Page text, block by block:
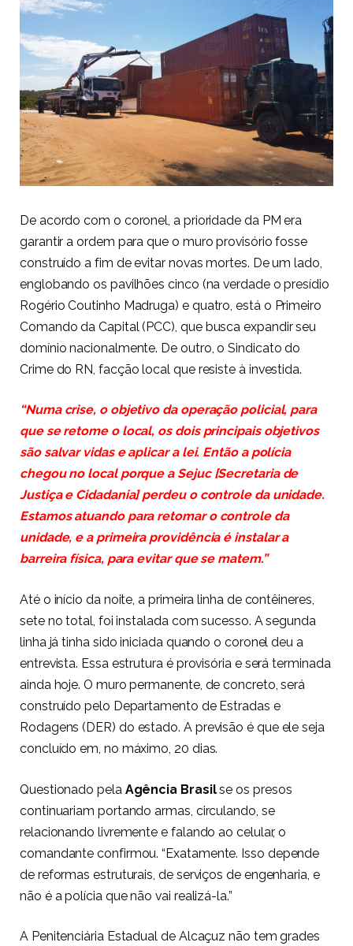
De acordo com o coronel, a prioridade da PM era
garantir a ordem para que o muro provisório fosse
construído a fim de evitar novas mortes. De um lado,
englobando os pavilhões cinco (na verdade o presídio
Rogério Coutinho Madruga) e quatro, está o Primeiro
Comando da Capital (PCC), que busca expandir seu
domínio nacionalmente. De outro, o Sindicato do
Crime do RN, facção local que resiste à investida.
“Numa crise, o objetivo da operação policial, para
que se retome o local, os dois principais objetivos
são salvar vidas e aplicar a lei. Então a polícia
chegou no local porque a Sejuc [Secretaria de
Justiça e Cidadania] perdeu o controle da unidade.
Estamos atuando para retomar o controle da
unidade, e a primeira providência é instalar a
barreira física, para evitar que se matem.”
Até o início da noite, a primeira linha de contêineres,
sete no total, foi instalada com sucesso. A segunda
linha já tinha sido iniciada quando o coronel deu a
entrevista. Essa estrutura é provisória e será terminada
ainda hoje. O muro permanente, de concreto, será
construído pelo Departamento de Estradas e
Rodagens (DER) do estado. A previsão é que ele seja
concluído em, no máximo, 20 dias.
Questionado pela Agência Brasilse os presos
continuariam portando armas, circulando, se
relacionando livremente e falando ao celular, o
comandante confirmou. “Exatamente. Isso depende
de reformas estruturais, de serviços de engenharia, e
não é a polícia que não vai realizá-la.”
A Penitenciária Estadual de Alcaçuz não tem grades